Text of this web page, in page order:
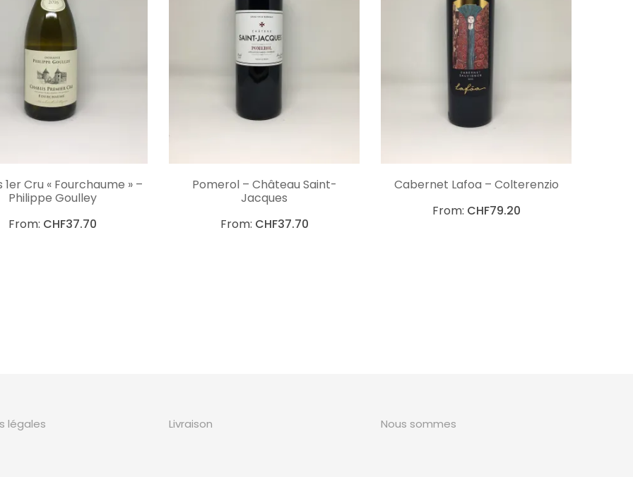
CHOIX DES OPTIONS
1er Cru « Fourchaume » –
Philippe Goulley
From: CHF37.70
CHOIX DES OPTIONS
Pomerol – Château Saint-
Jacques
From: CHF37.70
CHOIX DES OPTIONS
Cabernet Lafoa – Colterenzio
From: CHF79.20
légales Livraison Nous sommes